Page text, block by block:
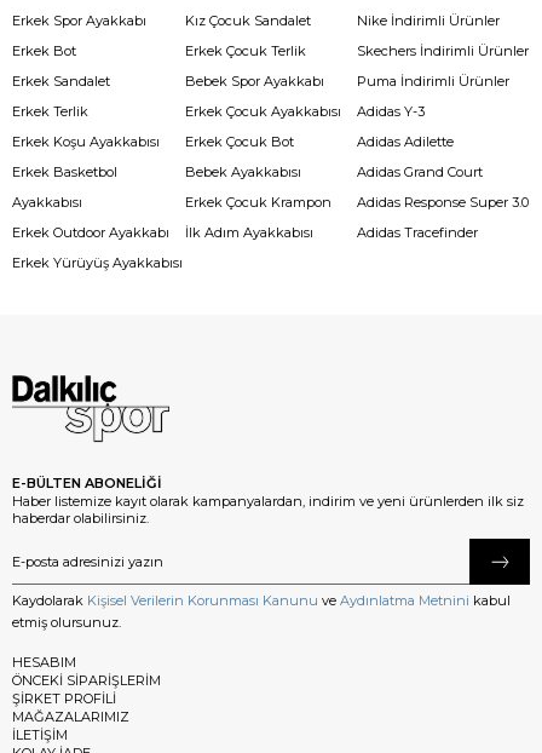
Erkek Spor Ayakkabı
Erkek Bot
Erkek Sandalet
Erkek Terlik
Erkek Koşu Ayakkabısı
Erkek Basketbol
Ayakkabısı
Erkek Outdoor Ayakkabı
Erkek Yürüyüş Ayakkabısı
Kız Çocuk Sandalet
Erkek Çocuk Terlik
Bebek Spor Ayakkabı
Erkek Çocuk Ayakkabısı
Erkek Çocuk Bot
Bebek Ayakkabısı
Erkek Çocuk Krampon
İlk Adım Ayakkabısı
Nike İndirimli Ürünler
Skechers İndirimli Ürünler
Puma İndirimli Ürünler
Adidas Y-3
Adidas Adilette
Adidas Grand Court
Adidas Response Super 3.0
Adidas Tracefinder
E-BÜLTEN ABONELİĞİ
Haber listemize kayıt olarak kampanyalardan, indirim ve yeni ürünlerden ilk siz
haberdar olabilirsiniz.
Kaydolarak Kişisel Verilerin Korunması Kanunu ve Aydınlatma Metnini kabul
etmiş olursunuz.
HESABIM
ÖNCEKİ SİPARİŞLERİM
ŞİRKET PROFİLİ
MAĞAZALARIMIZ
İLETİŞİM